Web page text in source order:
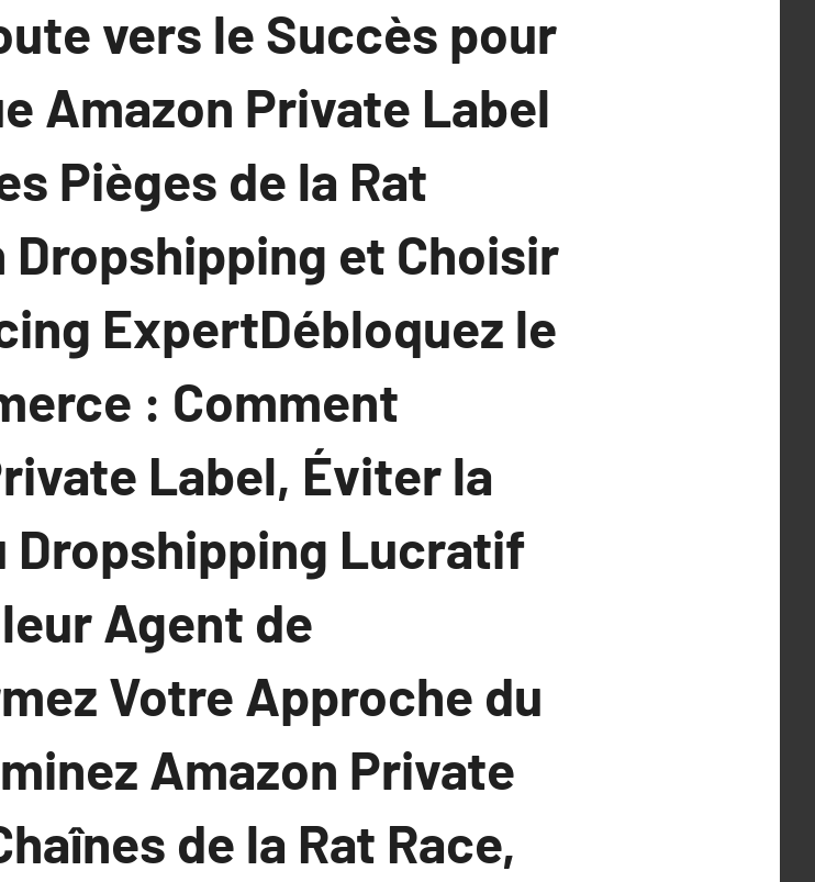
vers le Succès pour
Amazon Private Label
Pièges de la Rat
Dropshipping et Choisir
ExpertDébloquez le
: Comment
Label, Éviter la
Dropshipping Lucratif
Agent de
Votre Approche du
Amazon Private
de la Rat Race,